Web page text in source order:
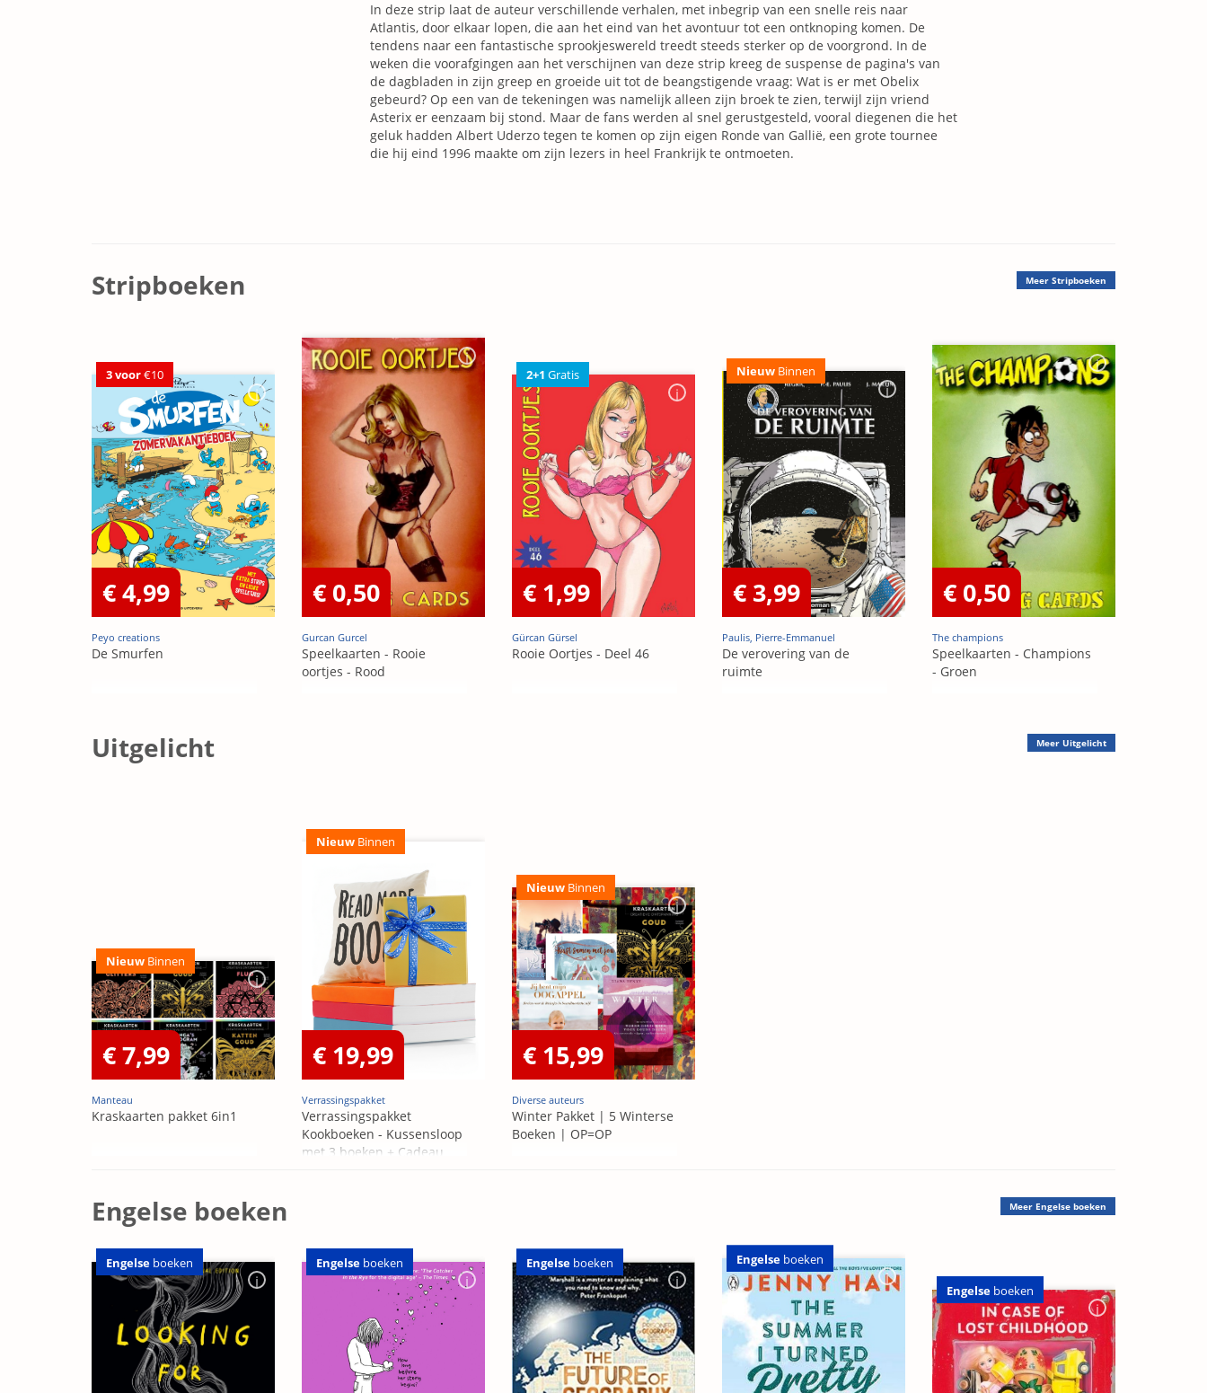
In deze strip laat de auteur verschillende verhalen, met inbegrip van een snelle reis naar
Atlantis, door elkaar lopen, die aan het eind van het avontuur tot een ontknoping komen. De
tendens naar een fantastische sprookjeswereld treedt steeds sterker op de voorgrond. In de
weken die voorafgingen aan het verschijnen van deze strip kreeg de suspense de pagina's van
de dagbladen in zijn greep en groeide uit tot de beangstigende vraag: Wat is er met Obelix
gebeurd? Op een van de tekeningen was namelijk alleen zijn broek te zien, terwijl zijn vriend
Asterix er eenzaam bij stond. Maar de fans werden al snel gerustgesteld, vooral diegenen die het
geluk hadden Albert Uderzo tegen te komen op zijn eigen Ronde van Gallië, een grote tournee
die hij eind 1996 maakte om zijn lezers in heel Frankrijk te ontmoeten.
Stripboeken Meer Stripboeken
3 voor€10
€ 4,99
Peyo creations
De Smurfen
€ 0,50
Gurcan Gurcel
Speelkaarten - Rooie
oortjes - Rood
2+1 Gratis
€ 1,99
Gürcan Gürsel
Rooie Oortjes - Deel 46
Nieuw Binnen
€ 3,99
Paulis, Pierre-Emmanuel
De verovering van de
ruimte
€ 0,50
The champions
Speelkaarten - Champions
- Groen
Uitgelicht Meer Uitgelicht
Nieuw Binnen
€ 7,99
Manteau
Kraskaarten pakket 6in1
Nieuw Binnen
€ 19,99
Verrassingspakket
Verrassingspakket
Kookboeken - Kussensloop
met 3 boeken + Cadeau
Nieuw Binnen
€ 15,99
Diverse auteurs
Winter Pakket | 5 Winterse
Boeken | OP=OP
Engelse boeken Meer Engelse boeken
Engelse boeken Engelse boeken Engelse boeken Engelse boeken
Engelse boeken